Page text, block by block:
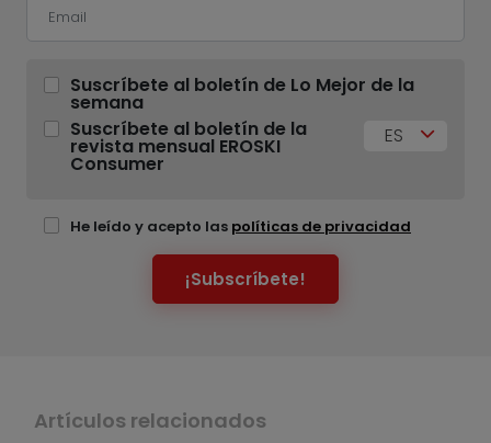
Suscríbete al boletín de Lo Mejor de la
semana
Suscríbete al boletín de la
revista mensual EROSKI
Consumer
ES
He leído y acepto las políticas de privacidad
¡Subscríbete!
Artículos relacionados